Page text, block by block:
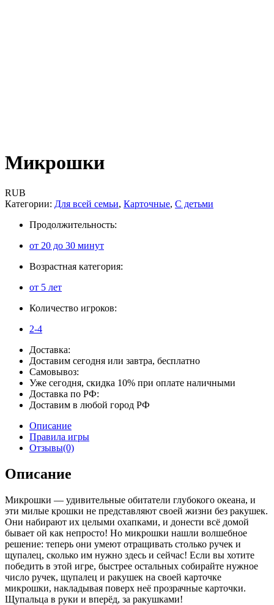
Микрошки
RUB
Категории: Для всей семьи, Карточные, С детьми
Продолжительность:
от 20 до 30 минут
Возрастная категория:
от 5 лет
Количество игроков:
2-4
Доставка:
Доставим сегодня или завтра, бесплатно
Самовывоз:
Уже сегодня, скидка 10% при оплате наличными
Доставка по РФ:
Доставим в любой город РФ
Описание
Правила игры
Отзывы(0)
Описание
Микрошки — удивительные обитатели глубокого океана, и
эти милые крошки не представляют своей жизни без ракушек.
Они набирают их целыми охапками, и донести всё домой
бывает ой как непросто! Но микрошки нашли волшебное
решение: теперь они умеют отращивать столько ручек и
щупалец, сколько им нужно здесь и сейчас! Если вы хотите
победить в этой игре, быстрее остальных собирайте нужное
число ручек, щупалец и ракушек на своей карточке
микрошки, накладывая поверх неё прозрачные карточки.
Щупальца в руки и вперёд, за ракушками!